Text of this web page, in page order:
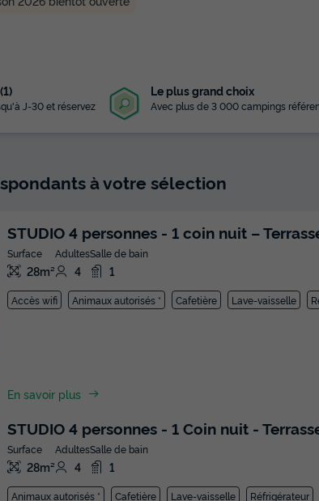
J-30 et réservez
Le plus grand choix
Avec plus de 3 000 campings
à votre sélection
STUDIO 4 personnes - 1 coin nuit –
Surface
28m²
Adultes
4
Salle de bain
1
Accès wifi Animaux autorisés * Cafetière Lave-vaisselle
En savoir plus
STUDIO 4 personnes - 1 Coin nuit -
Surface
28m²
Adultes
4
Salle de bain
1
Animaux autorisés * Cafetière Lave-vaisselle Réfrigérateur